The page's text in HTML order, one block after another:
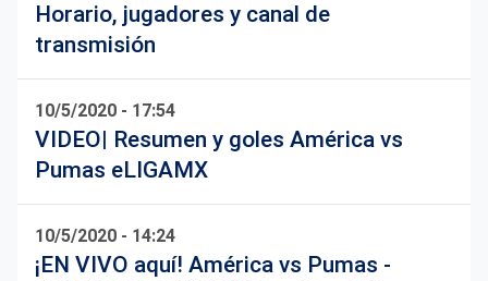
Horario, jugadores y canal de
transmisión
10/5/2020 - 17:54
VIDEO| Resumen y goles América vs
Pumas eLIGAMX
10/5/2020 - 14:24
¡EN VIVO aquí! América vs Pumas -